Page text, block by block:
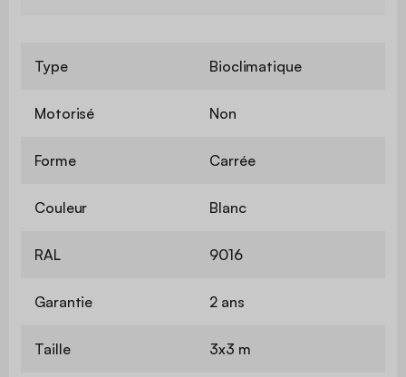
Type Bioclimatique
Motorisé Non
Forme Carrée
Couleur Blanc
RAL 9016
Garantie 2 ans
Taille 3x3 m